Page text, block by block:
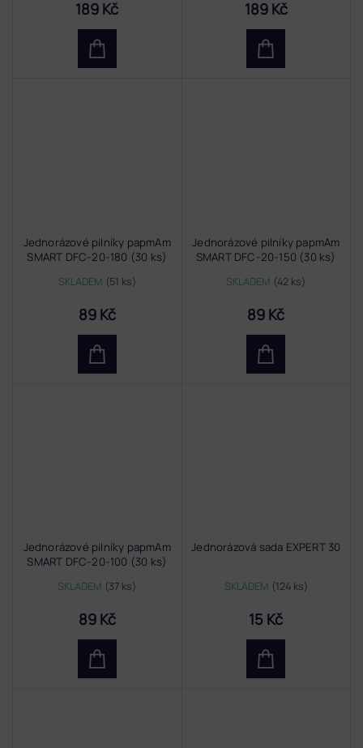
189 Kč 189 Kč
Jednorázové pilníky papmAm
SMART DFC-20-180 (30 ks)
SKLADEM (51 ks)
89 Kč
Jednorázové pilníky papmAm
SMART DFC-20-150 (30 ks)
SKLADEM (42 ks)
89 Kč
Jednorázové pilníky papmAm
SMART DFC-20-100 (30 ks)
SKLADEM (37 ks)
89 Kč
Jednorázová sada EXPERT 30
SKLADEM (124 ks)
15 Kč